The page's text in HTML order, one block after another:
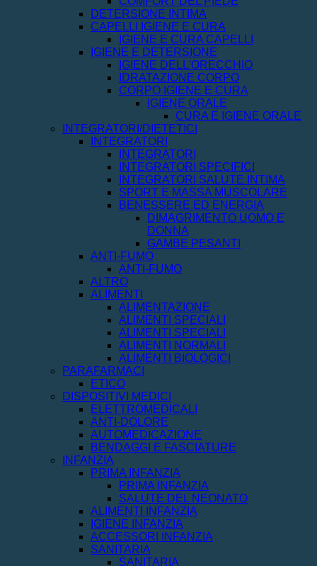
DETERSIONE INTIMA
CAPELLI IGIENE E CURA
IGIENE E CURA CAPELLI
IGIENE E DETERSIONE
IGIENE DELL'ORECCHIO
IDRATAZIONE CORPO
CORPO IGIENE E CURA
IGIENE ORALE
CURA E IGIENE ORALE
INTEGRATORI/DIETETICI
INTEGRATORI
INTEGRATORI
INTEGRATORI SPECIFICI
INTEGRATORI SALUTE INTIMA
SPORT E MASSA MUSCOLARE
BENESSERE ED ENERGIA
DIMAGRIMENTO UOMO E
DONNA
GAMBE PESANTI
ANTI-FUMO
ANTI-FUMO
ALTRO
ALIMENTI
ALIMENTAZIONE
ALIMENTI SPECIALI
ALIMENTI SPECIALI
ALIMENTI NORMALI
ALIMENTI BIOLOGICI
PARAFARMACI
ETICO
DISPOSITIVI MEDICI
ELETTROMEDICALI
ANTI-DOLORE
AUTOMEDICAZIONE
BENDAGGI E FASCIATURE
INFANZIA
PRIMA INFANZIA
PRIMA INFANZIA
SALUTE DEL NEONATO
ALIMENTI INFANZIA
IGIENE INFANZIA
ACCESSORI INFANZIA
SANITARIA
SANITARIA